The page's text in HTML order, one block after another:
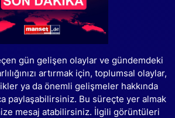
gün gelişen olaylar ve gündemdeki
artırmak için, toplumsal olaylar,
ya da önemli gelişmeler hakkında
paylaşabilirsiniz. Bu süreçte yer almak
mesaj atabilirsiniz. İlgili görüntüleri